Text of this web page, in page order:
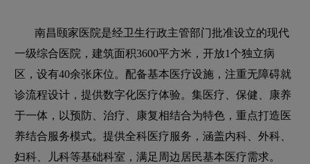
南昌颐家医院是经卫生行政主管部门批准设立的现代
一级综合医院，建筑面积3600平方米，开放1个独立病
区，设有40余张床位。配备基本医疗设施，注重无障碍就
诊流程设计，提供数字化医疗体验。集医疗、保健、康养
于一体，以预防、治疗、康复相结合为特色，重点打造医
养结合服务模式。提供全科医疗服务，涵盖内科、外科、
妇科、儿科等基础科室，满足周边居民基本医疗需求。